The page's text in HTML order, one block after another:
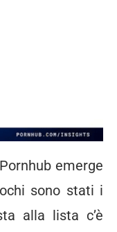
emerge
sono stati i
alla lista c’è